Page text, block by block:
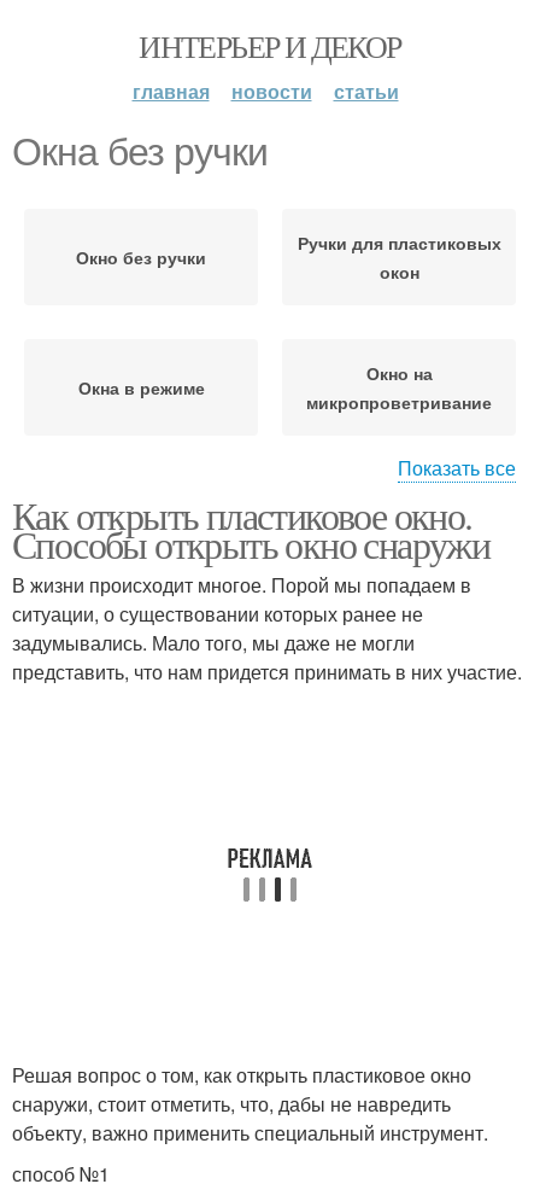
ИНТЕРЬЕР И ДЕКОР
главная новости статьи
Окна без ручки
Окно без ручки
Ручки для пластиковых
окон
Окна в режиме
Окно на
микропроветривание
Альтернативные окна
стороны
Микропроветривание
на пластиковых окнах
Показать все
Как открыть пластиковое окно.
Способы открыть окно снаружи
В жизни происходит многое. Порой мы попадаем в
ситуации, о существовании которых ранее не
задумывались. Мало того, мы даже не могли
представить, что нам придется принимать в них участие.
Решая вопрос о том, как открыть пластиковое окно
снаружи, стоит отметить, что, дабы не навредить
объекту, важно применить специальный инструмент.
способ №1